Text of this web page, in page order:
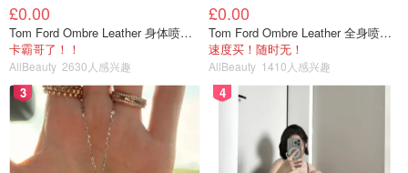
£0.00
Tom Ford Ombre Leather 身体喷雾 150ml
卡霸哥了！！
AllBeauty 2630人感兴趣
£0.00
Tom Ford Ombre Leather 全身喷雾 150ml
速度买！随时无！
AllBeauty 1410人感兴趣
3 4